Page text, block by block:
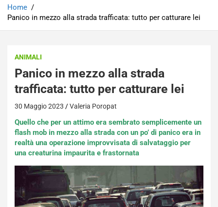
Home
Panico in mezzo alla strada trafficata: tutto per catturare lei
ANIMALI
Panico in mezzo alla strada
trafficata: tutto per catturare lei
30 Maggio 2023 Valeria Poropat
Quello che per un attimo era sembrato semplicemente un
flash mob in mezzo alla strada con un po’ di panico era in
realtà una operazione improvvisata di salvataggio per
una creaturina impaurita e frastornata